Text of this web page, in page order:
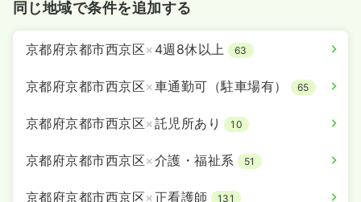
同じ地域で条件を追加する
京都府京都市西京区× 4週8休以上 63
京都府京都市西京区×車通勤可（駐車場有） 65
京都府京都市西京区×託児所あり 10
京都府京都市西京区×介護・福祉系 51
京都府京都市西京区× 正看護師 131